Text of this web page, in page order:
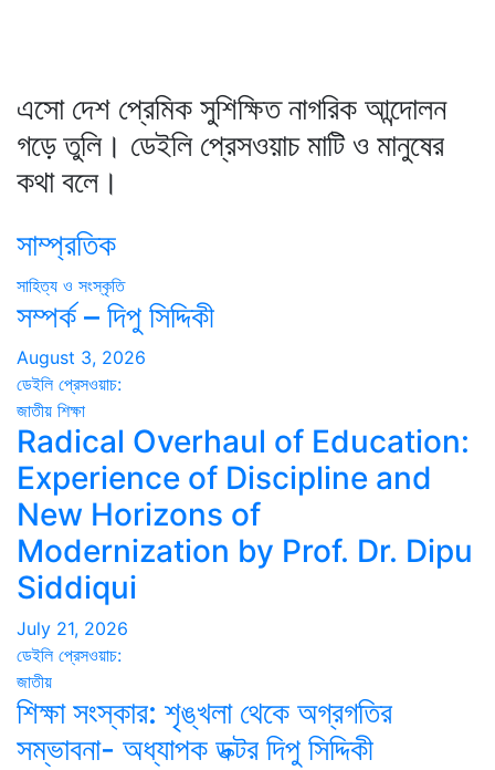
এসো দেশ প্রেমিক সুশিক্ষিত নাগরিক আন্দোলন
গড়ে তুলি। ডেইলি প্রেসওয়াচ মাটি ও মানুষের
কথা বলে।
সাম্প্রতিক
সাহিত্য ও সংস্কৃতি
সম্পর্ক – দিপু সিদ্দিকী
August 3, 2026
ডেইলি প্রেসওয়াচ:
জাতীয় শিক্ষা
Radical Overhaul of Education:
Experience of Discipline and
New Horizons of
Modernization by Prof. Dr. Dipu
Siddiqui
July 21, 2026
ডেইলি প্রেসওয়াচ:
জাতীয়
শিক্ষা সংস্কার: শৃঙ্খলা থেকে অগ্রগতির
সম্ভাবনা- অধ্যাপক ডক্টর দিপু সিদ্দিকী